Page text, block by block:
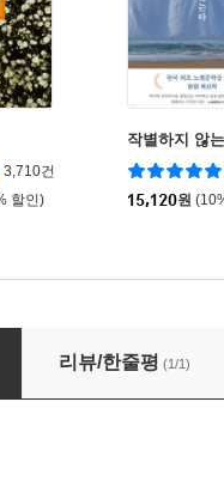
3,710건
할인)
작별하지 않
15,120원
디션)
리뷰/한줄평 (1/1)